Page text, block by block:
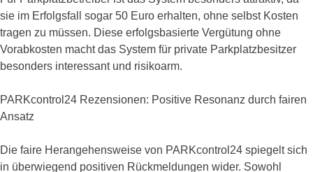
sie im Erfolgsfall sogar 50 Euro erhalten, ohne selbst Kosten
tragen zu müssen. Diese erfolgsbasierte Vergütung ohne
Vorabkosten macht das System für private Parkplatzbesitzer
besonders interessant und risikoarm.
PARKcontrol24 Rezensionen: Positive Resonanz durch fairen
Ansatz
Die faire Herangehensweise von PARKcontrol24 spiegelt sich
in überwiegend positiven Rückmeldungen wider. Sowohl